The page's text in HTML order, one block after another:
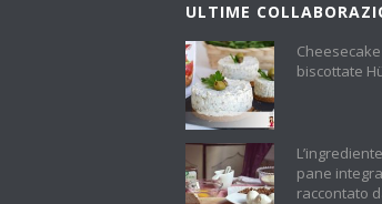
ULTIME
biscottate
pane
raccontato